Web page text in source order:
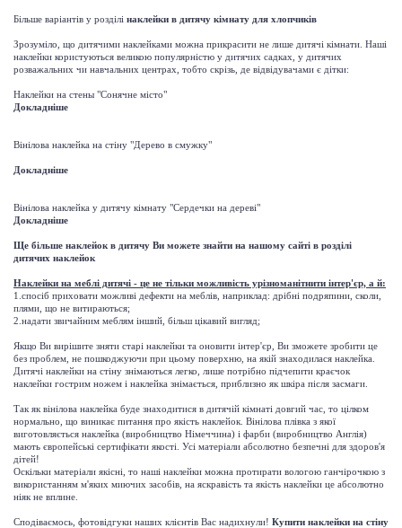
Більше варіантів у розділі наклейки в дитячу кімнату для хлопчиків
Зрозуміло, що дитячими наклейками можна прикрасити не лише дитячі кімнати. Наші
наклейки користуються великою популярністю у дитячих садках, у дитячих
розважальних чи навчальних центрах, тобто скрізь, де відвідувачами є дітки:
Наклейки на стены "Сонячне місто"
Докладніше
Вінілова наклейка на стіну "Дерево в смужку"
Докладніше
Вінілова наклейка у дитячу кімнату "Сердечки на дереві"
Докладніше
Ще більше наклейок в дитячу Ви можете знайти на нашому сайті в розділі
дитячих наклейок
Наклейки на меблі дитячі - це не тільки можливість урізноманітнити інтер'єр, а й:
1.спосіб приховати можливі дефекти на меблів, наприклад: дрібні подряпини, сколи,
плями, що не витираються;
2.надати звичайним меблям інший, більш цікавий вигляд;
Якщо Ви вирішите зняти старі наклейки та оновити інтер'єр, Ви зможете зробити це
без проблем, не пошкоджуючи при цьому поверхню, на якій знаходилася наклейка.
Дитячі наклейки на стіну знімаються легко, лише потрібно підчепити краєчок
наклейки гострим ножем і наклейка знімається, приблизно як шкіра після засмаги.
Так як вінілова наклейка буде знаходитися в дитячій кімнаті довгий час, то цілком
нормально, що виникає питання про якість наклейок. Вінілова плівка з якої
виготовляється наклейка (виробництво Німеччина) і фарби (виробництво Англія)
мають європейські сертифікати якості. Усі матеріали абсолютно безпечні для здоров'я
дітей!
Оскільки матеріали якісні, то наші наклейки можна протирати вологою ганчірочкою з
використанням м'яких миючих засобів, на яскравість та якість наклейки це абсолютно
ніяк не вплине.
Сподіваємось, фотовідгуки наших клієнтів Вас надихнули! Купити наклейки на стіну